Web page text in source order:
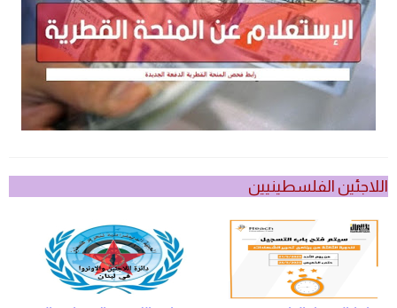
اللاجئين الفلسطينيين